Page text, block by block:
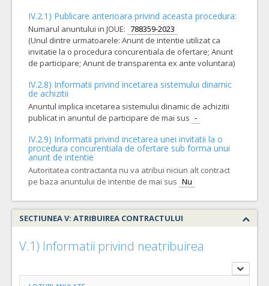
IV.2.1) Publicare anterioara privind aceasta procedura:
Numarul anuntului in JOUE: 788359-2023
(Unul dintre urmatoarele: Anunt de intentie utilizat ca
invitatie la o procedura concurentiala de ofertare; Anunt
de participare; Anunt de transparenta ex ante voluntara)
IV.2.8) Informatii privind incetarea sistemului dinamic
de achizitii
Anuntul implica incetarea sistemului dinamic de achizitii
publicat in anuntul de participare de mai sus -
IV.2.9) Informatii privind incetarea unei invitatii la o
procedura concurentiala de ofertare sub forma unui
anunt de intentie
Autoritatea contractanta nu va atribui niciun alt contract
pe baza anuntului de intentie de mai sus Nu
SECTIUNEA V: ATRIBUIREA CONTRACTULUI
V.1) Informatii privind neatribuirea